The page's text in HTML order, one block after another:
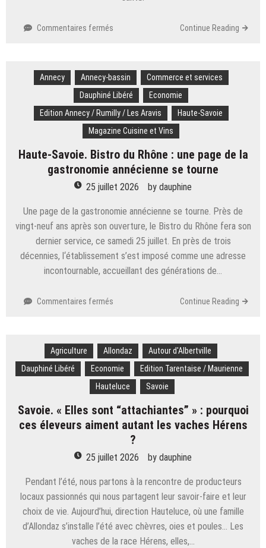
Commentaires fermés
Maurienne.
Le
rôle
de
Créapôle
amené
à
changer
Continue Reading
Annecy Annecy-bassin
Commerce et services
Dauphiné Libéré
Economie
Edition Annecy / Rumilly / Les Aravis
Haute-Savoie
Magazine Cuisine et Vins
Haute-Savoie. Bistro du Rhône : une page de la
gastronomie annécienne se tourne
25 juillet 2026 by dauphine
Une page de la gastronomie annécienne se tourne. Près de
vingt-neuf ans après son ouverture, le Bistro du Rhône fera son
dernier service, ce samedi 25 juillet. En près de trois
décennies, l‘établissement s’est imposé comme une adresse
incontournable, accueillant des générations de…
Commentaires fermés
du
Rhône
:
une
la
gastronomie
se
tourne
Continue Reading
Agriculture Allondaz
Autour d'Albertville
Dauphiné Libéré
Economie
Edition Tarentaise / Maurienne
Hauteluce
Savoie
Savoie. « Elles sont “attachiantes” » : pourquoi
ces éleveurs aiment autant les vaches Hérens
?
25 juillet 2026 by dauphine
Pendant l’été, nous partons à la rencontre de producteurs
locaux passionnés qui nous partagent leur savoir-faire et leur
choix de vie. Aujourd’hui, direction Hauteluce, où une famille
d’Allondaz s’installe l’été avec chèvres, oies et poules… Les
vaches de la race Hérens, elles,…